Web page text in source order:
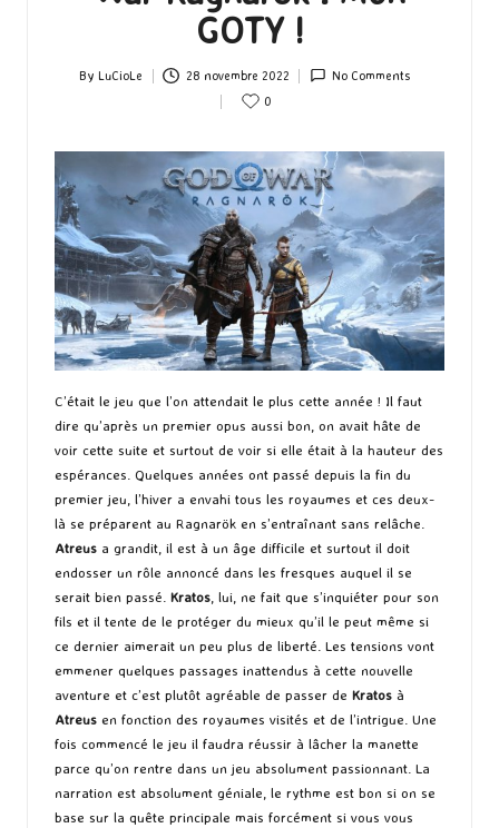
GOTY !
Posted
By LuCioLe 28 novembre 2022
No Comments
0
C’était le jeu que l’on attendait le plus cette année ! Il faut
dire qu’après un premier opus aussi bon, on avait hâte de
voir cette suite et surtout de voir si elle était à la hauteur des
espérances. Quelques années ont passé depuis la fin du
premier jeu, l’hiver a envahi tous les royaumes et ces deux-
là se préparent au Ragnarök en s’entraînant sans relâche.
Atreus a grandit, il est à un âge difficile et surtout il doit
endosser un rôle annoncé dans les fresques auquel il se
serait bien passé. Kratos, lui, ne fait que s’inquiéter pour son
fils et il tente de le protéger du mieux qu’il le peut même si
ce dernier aimerait un peu plus de liberté. Les tensions vont
emmener quelques passages inattendus à cette nouvelle
aventure et c’est plutôt agréable de passer de Kratos à
Atreus en fonction des royaumes visités et de l’intrigue. Une
fois commencé le jeu il faudra réussir à lâcher la manette
parce qu’on rentre dans un jeu absolument passionnant. La
narration est absolument géniale, le rythme est bon si on se
base sur la quête principale mais forcément si vous vous